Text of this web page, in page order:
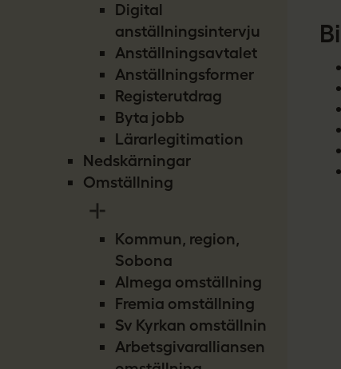
Digital
anställningsintervju
Anställningsavtalet
Anställningsformer
Registerutdrag
Byta jobb
Lärarlegitimation
Nedskärningar
Omställning
Kommun, region,
Sobona
Almega omställning
Fremia omställning
Sv Kyrkan omställning
Arbetsgivaralliansen